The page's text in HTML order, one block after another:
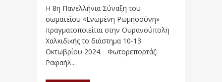
Η 8η Πανελλήνια Σύναξη του
σωματείου «Ενωμένη Ρωμηοσύνη»
πραγματοποιείται στην Ουρανούπολη
Χαλκιδικής το διάστημα 10-13
Οκτωβρίου 2024. Φωτορεπορτάζ:
Ραφαήλ...